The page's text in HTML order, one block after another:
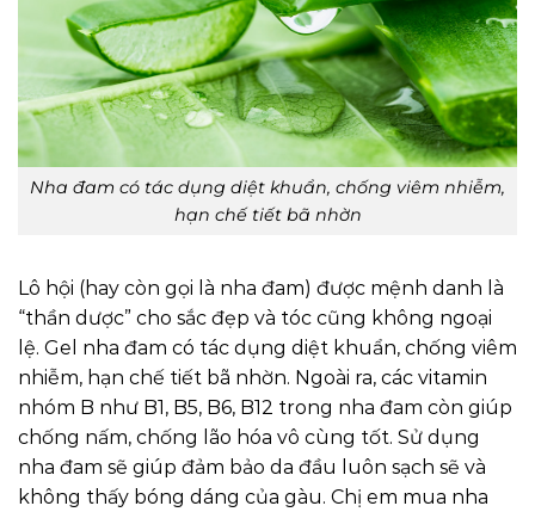
Nha đam có tác dụng diệt khuẩn, chống viêm nhiễm,
hạn chế tiết bã nhờn
Lô hội (hay còn gọi là nha đam) được mệnh danh là
“thần dược” cho sắc đẹp và tóc cũng không ngoại
lệ. Gel nha đam có tác dụng diệt khuẩn, chống viêm
nhiễm, hạn chế tiết bã nhờn. Ngoài ra, các vitamin
nhóm B như B1, B5, B6, B12 trong nha đam còn giúp
chống nấm, chống lão hóa vô cùng tốt. Sử dụng
nha đam sẽ giúp đảm bảo da đầu luôn sạch sẽ và
không thấy bóng dáng của gàu. Chị em mua nha